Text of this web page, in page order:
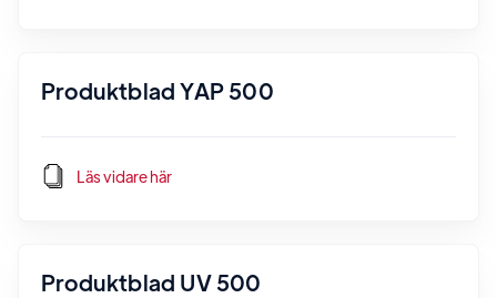
Produktblad YAP 500
Läs vidare här
Produktblad UV 500